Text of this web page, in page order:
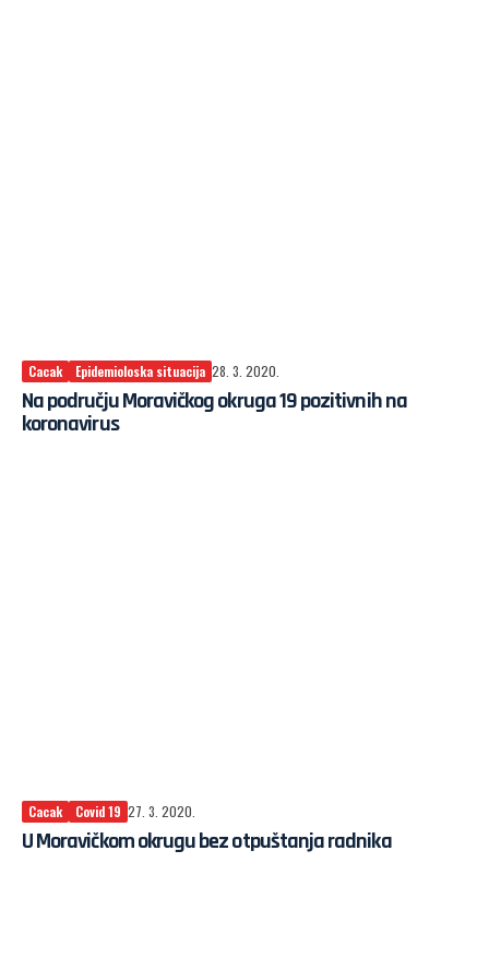
Cacak Epidemioloska situacija 28. 3. 2020.
Na području Moravičkog okruga 19 pozitivnih na
koronavirus
Cacak Covid 19 27. 3. 2020.
U Moravičkom okrugu bez otpuštanja radnika